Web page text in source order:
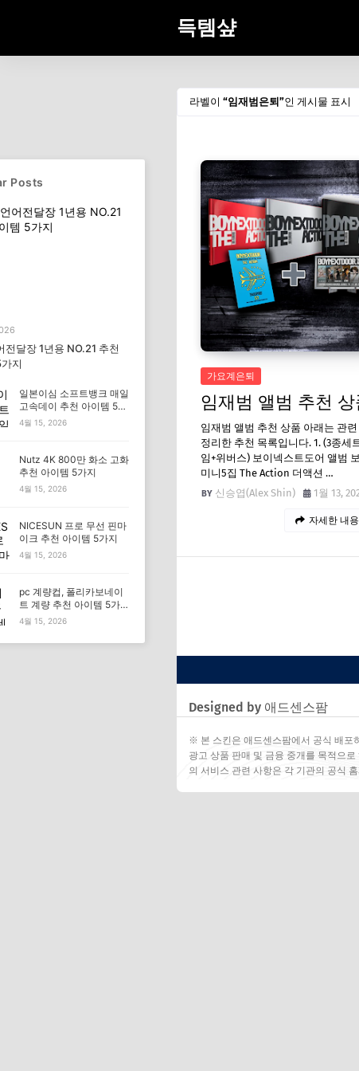
득템샾
라벨이 임재범은퇴 인 게시물 표시
가요계은퇴
임재범 앨범 추천 상
임재범 앨범 추천 상품 아래는 관
정리한 추천 목록입니다. 1. (3종세
임+위버스) 보이넥스트도어 앨범
미니5집 The Action 더액션 …
신승엽(Alex Shin)
1월 13,
자세한 내용
Designed by 애드센스팜
※ 본 스킨은 애드센스팜에서 공식 배포
광고 상품 판매 및 금융 중개를 목적으
의 서비스 관련 사항은 각 기관의 공식
Posts
전달장 1년용 NO.21 추천
지
일본이심 소프트뱅크 매일
고속데이 추천 아이템 5가
지
4월 15, 2026
Nutz 4K 800만 화소 고화
추천 아이템 5가지
4월 15, 2026
NICESUN 프로 무선 핀마
이크 추천 아이템 5가지
4월 15, 2026
pc 계량컵, 폴리카보네이
트 계량 추천 아이템 5가
지
4월 15, 2026